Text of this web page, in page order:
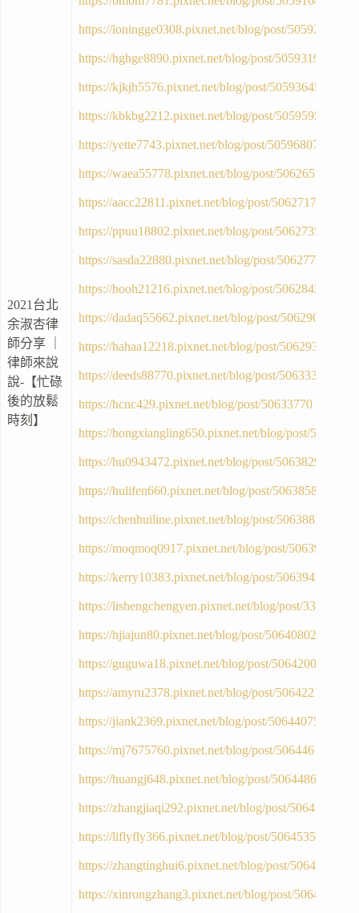
2021台北
余淑杏律
師分享 ｜
律師來說
說-【忙碌
後的放鬆
時刻】
https://loningge0308.pixnet.net/blog/post/50592667
https://hghge8890.pixnet.net/blog/post/50593192
https://kjkjh5576.pixnet.net/blog/post/50593645
https://kbkbg2212.pixnet.net/blog/post/50595958
https://yette7743.pixnet.net/blog/post/50596807
https://waea55778.pixnet.net/blog/post/50626510
https://aacc22811.pixnet.net/blog/post/50627173
https://ppuu18802.pixnet.net/blog/post/50627359
https://sasda22880.pixnet.net/blog/post/50627734
https://hooh21216.pixnet.net/blog/post/50628427
https://dadaq55662.pixnet.net/blog/post/50629084
https://hahaa12218.pixnet.net/blog/post/50629384
https://deeds88770.pixnet.net/blog/post/50633389
https://hcnc429.pixnet.net/blog/post/50633770
https://hongxiangling650.pixnet.net/blog/post/
https://hu0943472.pixnet.net/blog/post/50638297
https://hulifen660.pixnet.net/blog/post/50638582
https://chenhuiline.pixnet.net/blog/post/50638810
https://moqmoq0917.pixnet.net/blog/post/50639053
https://kerry10383.pixnet.net/blog/post/50639422
https://lishengchengyen.pixnet.net/blog/post/
https://hjiajun80.pixnet.net/blog/post/50640802
https://guguwa18.pixnet.net/blog/post/50642005
https://amyru2378.pixnet.net/blog/post/50642218
https://jiank2369.pixnet.net/blog/post/50644075
https://mj7675760.pixnet.net/blog/post/50644612
https://huangj648.pixnet.net/blog/post/50644861
https://zhangjiaqi292.pixnet.net/blog/post/50645170
https://liflyfly366.pixnet.net/blog/post/50645350
https://zhangtinghui6.pixnet.net/blog/post/50645665
https://xinrongzhang3.pixnet.net/blog/post/50646241